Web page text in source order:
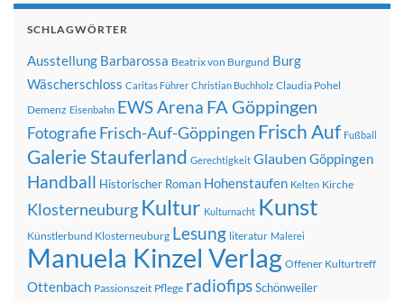
SCHLAGWÖRTER
Ausstellung Barbarossa Beatrix von Burgund Burg
Wäscherschloss Caritas Führer Christian Buchholz Claudia Pohel
Demenz Eisenbahn EWS Arena FA Göppingen
FotografieFrisch-Auf-Göppingen Frisch Auf Fußball
Galerie Stauferland Gerechtigkeit Glauben Göppingen
Handball Historischer Roman Hohenstaufen Kelten Kirche
Klosterneuburg Kultur Kulturnacht Kunst
Künstlerbund Klosterneuburg Lesung literatur Malerei
Manuela Kinzel Verlag Offener Kulturtreff
Ottenbach Passionszeit Pflege radiofipsSchönweiler